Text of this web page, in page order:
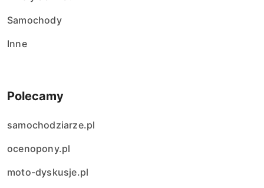
Samochody
Inne
Polecamy
samochodziarze.pl
ocenopony.pl
moto-dyskusje.pl